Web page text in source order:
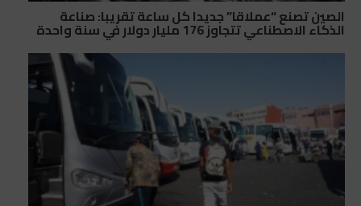
الصين تصنع “عملاقا” جديدا كل ساعة تقريبا: صناعة
الذكاء الاصطناعي تتجاوز 176 مليار دولار في سنة واحدة